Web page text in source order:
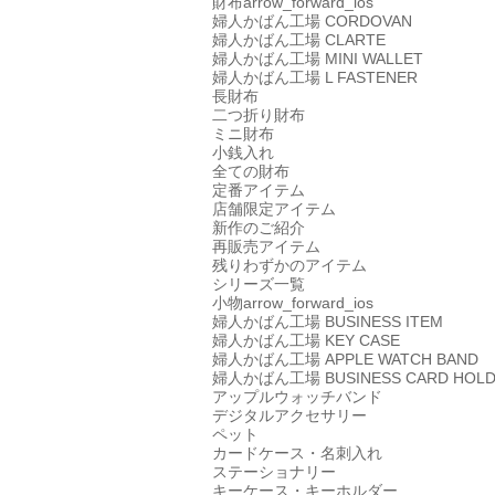
婦人かばん工場 CORDOVAN
婦人かばん工場 CLARTE
婦人かばん工場 MINI WALLET
婦人かばん工場 L FASTENER
長財布
二つ折り財布
ミニ財布
小銭入れ
全ての財布
定番アイテム
店舗限定アイテム
新作のご紹介
再販売アイテム
残りわずかのアイテム
シリーズ一覧
小物arrow_forward_ios
婦人かばん工場 BUSINESS ITEM
婦人かばん工場 KEY CASE
婦人かばん工場 APPLE WATCH BAND
婦人かばん工場 BUSINESS CARD
アップルウォッチバンド
デジタルアクセサリー
ペット
カードケース・名刺入れ
ステーショナリー
キーケース・キーホルダー